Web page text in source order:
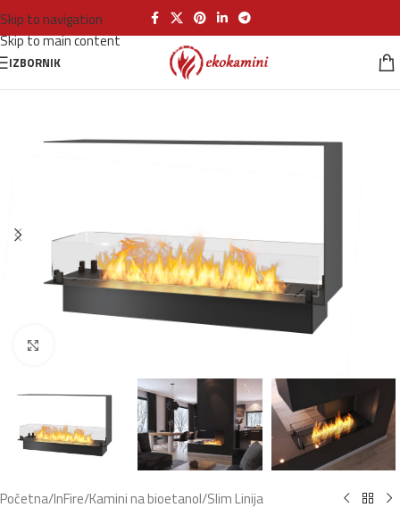
Skip to navigation
Skip to main content
IZBORNIK
Početna/InFire/Kamini na bioetanol/Slim Linija